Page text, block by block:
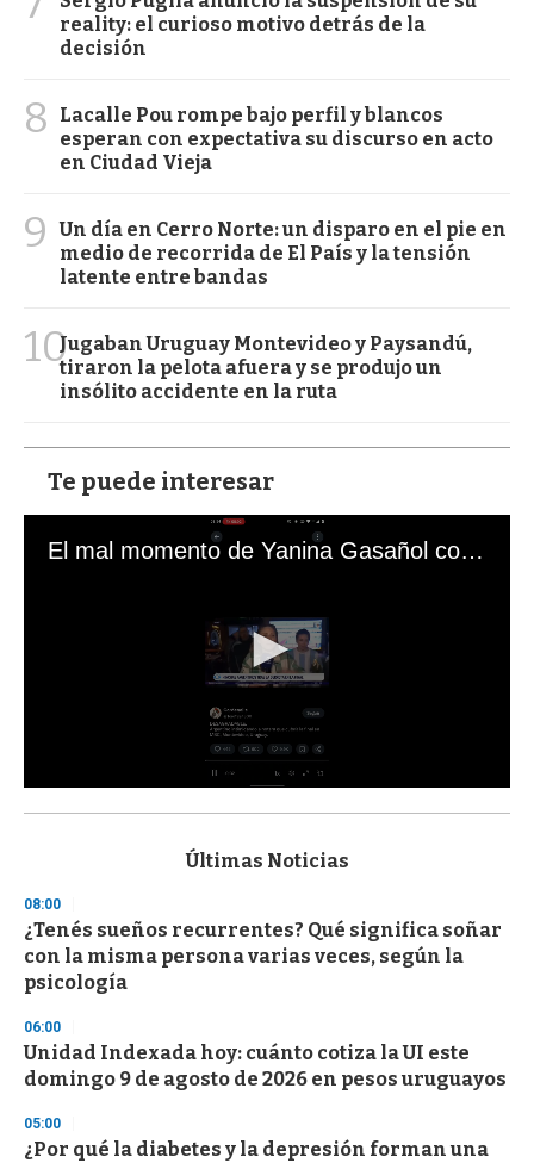
reality: el curioso motivo detrás de la
decisión
8
Lacalle Pou rompe bajo perfil y blancos
esperan con expectativa su discurso en acto
en Ciudad Vieja
9
Un día en Cerro Norte: un disparo en el pie en
medio de recorrida de El País y la tensión
latente entre bandas
10Jugaban Uruguay Montevideo y Paysandú,
tiraron la pelota afuera y se produjo un
insólito accidente en la ruta
Te puede interesar
El mal momento de Yanina Gasañol con un hincha argentino en "Subrayado"
s
d
s
o
f
3
s
e
c
o
d
Últimas Noticias
08:00
¿Tenés sueños recurrentes? Qué significa soñar
con la misma persona varias veces, según la
psicología
06:00
Unidad Indexada hoy: cuánto cotiza la UI este
domingo 9 de agosto de 2026 en pesos uruguayos
05:00
¿Por qué la diabetes y la depresión forman una